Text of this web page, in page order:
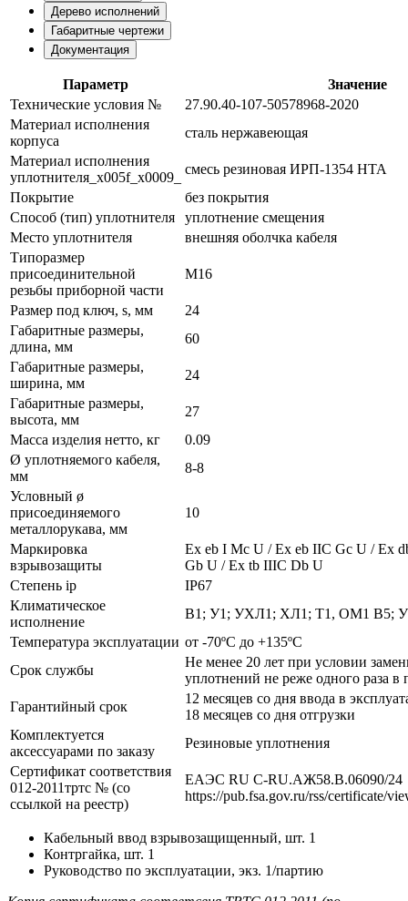
Дерево исполнений
Габаритные чертежи
Документация
Параметр
Значение
Технические условия №
27.90.40-107-50578968-2020
Материал исполнения
корпуса
сталь нержавеющая
Материал исполнения
уплотнителя_x005f_x0009_
смесь резиновая ИРП-1354 НТА
Покрытие
без покрытия
Способ (тип) уплотнителя
уплотнение смещения
Место уплотнителя
внешняя оболчка кабеля
Типоразмер
присоединительной
резьбы приборной части
М16
Размер под ключ, s, мм
24
Габаритные размеры,
длина, мм
60
Габаритные размеры,
ширина, мм
24
Габаритные размеры,
высота, мм
27
Масса изделия нетто, кг
0.09
Ø уплотняемого кабеля,
мм
8-8
Условный ø
присоединяемого
металлорукава, мм
10
Маркировка
взрывозащиты
Ех eb I Mc U / Ех eb IIC Gc U / Ex
Gb U / Ex tb IIIC Db U
Степень ip
IP67
Климатическое
исполнение
В1; У1; УХЛ1; ХЛ1; Т1, ОМ1 В5;
Температура эксплуатации от -70ºС до +135ºС
Срок службы
Не менее 20 лет при условии
уплотнений не реже одного раза в
Гарантийный срок
12 месяцев со дня ввода в
18 месяцев со дня отгрузки
Комплектуется
аксессуарами по заказу
Резиновые уплотнения
Сертификат соответствия
012-2011тртс № (со
ссылкой на реестр)
ЕАЭС RU С-RU.АЖ58.В.06090/24
https://pub.fsa.gov.ru/rss/certificate/
Кабельный ввод взрывозащищенный, шт. 1
Контргайка, шт. 1
Руководство по эксплуатации, экз. 1/партию